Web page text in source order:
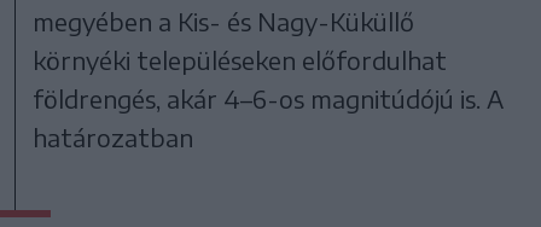
megyében a Kis- és Nagy-Küküllő
környéki településeken előfordulhat
földrengés, akár 4–6-os magnitúdójú is. A
határozatban